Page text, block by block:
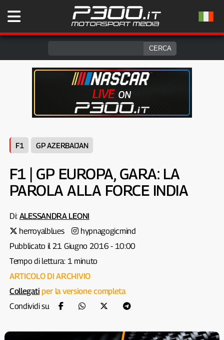
F1 GP AZERBAIJAN
F1 | GP EUROPA, GARA: LA
PAROLA ALLA FORCE INDIA
Di: ALESSANDRA LEONI
herroyalblues
hypnagogicmind
Pubblicato il 21 Giugno 2016 - 10:00
Tempo di lettura: 1 minuto
ARTICOLO DI ARCHIVIO
Collegati per la versione completa
Condividi su